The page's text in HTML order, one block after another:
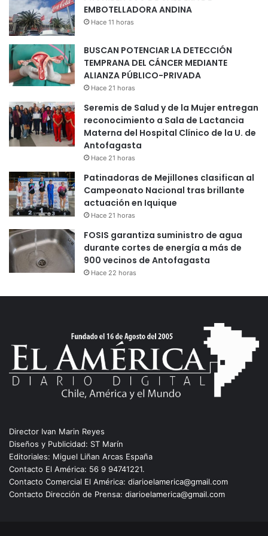
EMBOTELLADORA ANDINA
Hace 11 horas
BUSCAN POTENCIAR LA DETECCIÓN
TEMPRANA DEL CÁNCER MEDIANTE
ALIANZA PÚBLICO-PRIVADA
Hace 21 horas
Seremis de Salud y de la Mujer entregan
reconocimiento a Sala de Lactancia
Materna del Hospital Clínico de la U. de
Antofagasta
Hace 21 horas
Patinadoras de Mejillones clasifican al
Campeonato Nacional tras brillante
actuación en Iquique
Hace 21 horas
FOSIS garantiza suministro de agua
durante cortes de energía a más de
900 vecinos de Antofagasta
Hace 22 horas
Director Ivan Marin Reyes
Diseños y Publicidad: ST Marín
Editoriales: Miguel Liñan Arcas España
Contacto El América: 56 9 94741221.
Contacto Comercial El América: diarioelamerica@gmail.com
Contacto Dirección de Prensa: diarioelamerica@gmail.com